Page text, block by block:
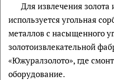
Для извлечения золота
используется угольная
металлов с насыщенного
золотоизвлекательной
«Южуралзолото», где
оборудование.